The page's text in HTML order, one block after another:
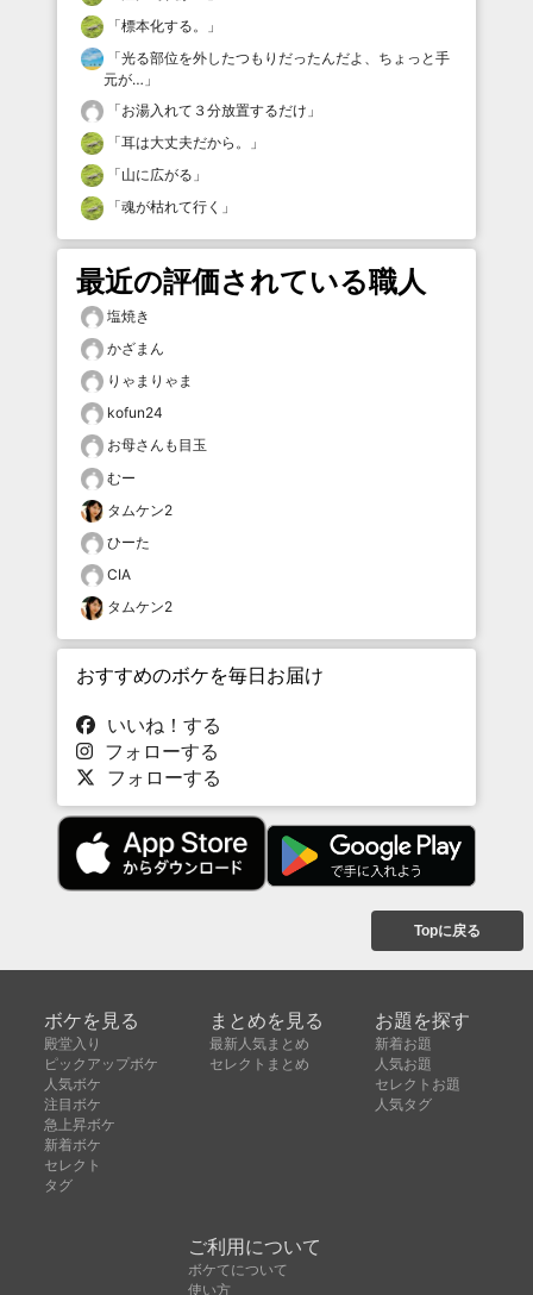
「標本化する。
」
「光る部位を外したつもりだったんだよ、ちょっと手
元が… 」
「お湯入れて３分放置するだけ 」
「耳は大丈夫だから。
」
「山に広がる 」
「魂が枯れて行く 」
最近の評価されている職人
塩焼き
かざまん
りゃまりゃま
kofun24
お母さんも目玉
むー
タムケン2
ひーた
CIA
タムケン2
おすすめのボケを毎日お届け
いいね！する
フォローする
フォローする
Topに戻る
ボケを見る
殿堂入り
ピックアップボケ
人気ボケ
注目ボケ
急上昇ボケ
新着ボケ
セレクト
タグ
まとめを見る
最新人気まとめ
セレクトまとめ
お題を探す
新着お題
人気お題
セレクトお題
人気タグ
ご利用について
ボケてについて
使い方